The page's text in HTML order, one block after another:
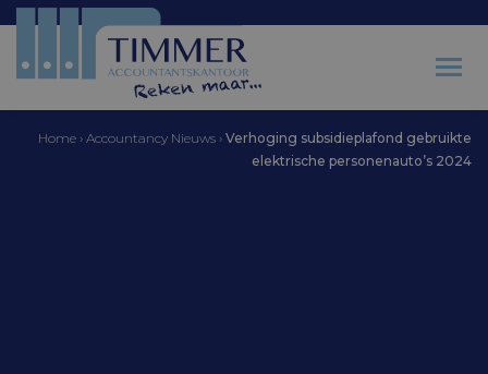
Home › Accountancy Nieuws › Verhoging subsidieplafond gebruikte
elektrische personenauto’s 2024